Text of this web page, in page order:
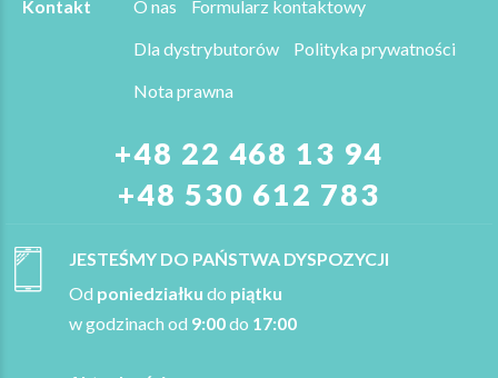
Kontakt
O nas
Formularz kontaktowy
Dla dystrybutorów
Polityka prywatności
Nota prawna
+48 22 468 13 94
+48 530 612 783
JESTEŚMY DO PAŃSTWA DYSPOZYCJI
Od poniedziałku do piątku
w godzinach od 9:00do 17:00